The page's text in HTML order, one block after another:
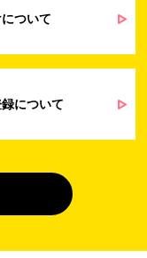
のため
通した販促活動のた
れる場合の事項
配信および効果測定・
ついて
について